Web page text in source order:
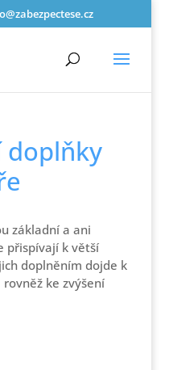
doplňky
základní a ani
přispívají k větší
doplněním dojde k
ke zvýšení